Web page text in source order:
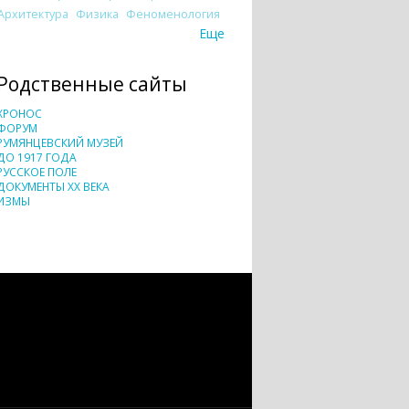
Физика Феноменология
Еще
сайты
МУЗЕЙ
1917 ГОДА
ПОЛЕ
XX ВЕКА